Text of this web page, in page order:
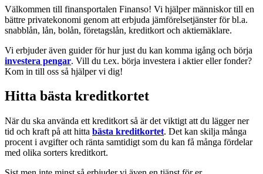
Välkommen till finansportalen Finanso! Vi hjälper människor till en
bättre privatekonomi genom att erbjuda jämförelsetjänster för bl.a.
snabblån, lån, bolån, företagslån, kreditkort och aktiemäklare.
Vi erbjuder även guider för hur just du kan komma igång och börja
investera pengar. Vill du t.ex. börja investera i aktier eller fonder?
Kom in till oss så hjälper vi dig!
Hitta bästa kreditkortet
När du ska använda ett kreditkort så är det viktigt att du lägger ner
tid och kraft på att hitta bästa kreditkortet. Det kan skilja många
procent i avgifter och ränta samtidigt som du kan få många fördelar
med olika sorters kreditkort.